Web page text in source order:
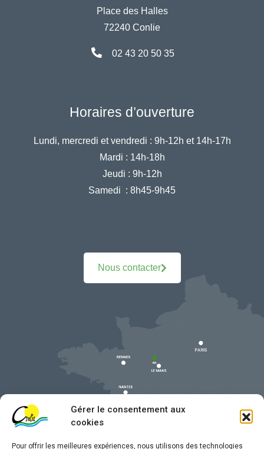
Gérer le consentement aux
cookies
Pour offrir les meilleures expériences, nous utilisons des technologies
Place des Halles
72240 Conlie
02 43 20 50 35
Horaires d’ouverture
Lundi, mercredi et vendredi : 9h-12h et 14h-17h
Mardi : 14h-18h
Jeudi : 9h-12h
Samedi : 8h45-9h45
Nous contacter